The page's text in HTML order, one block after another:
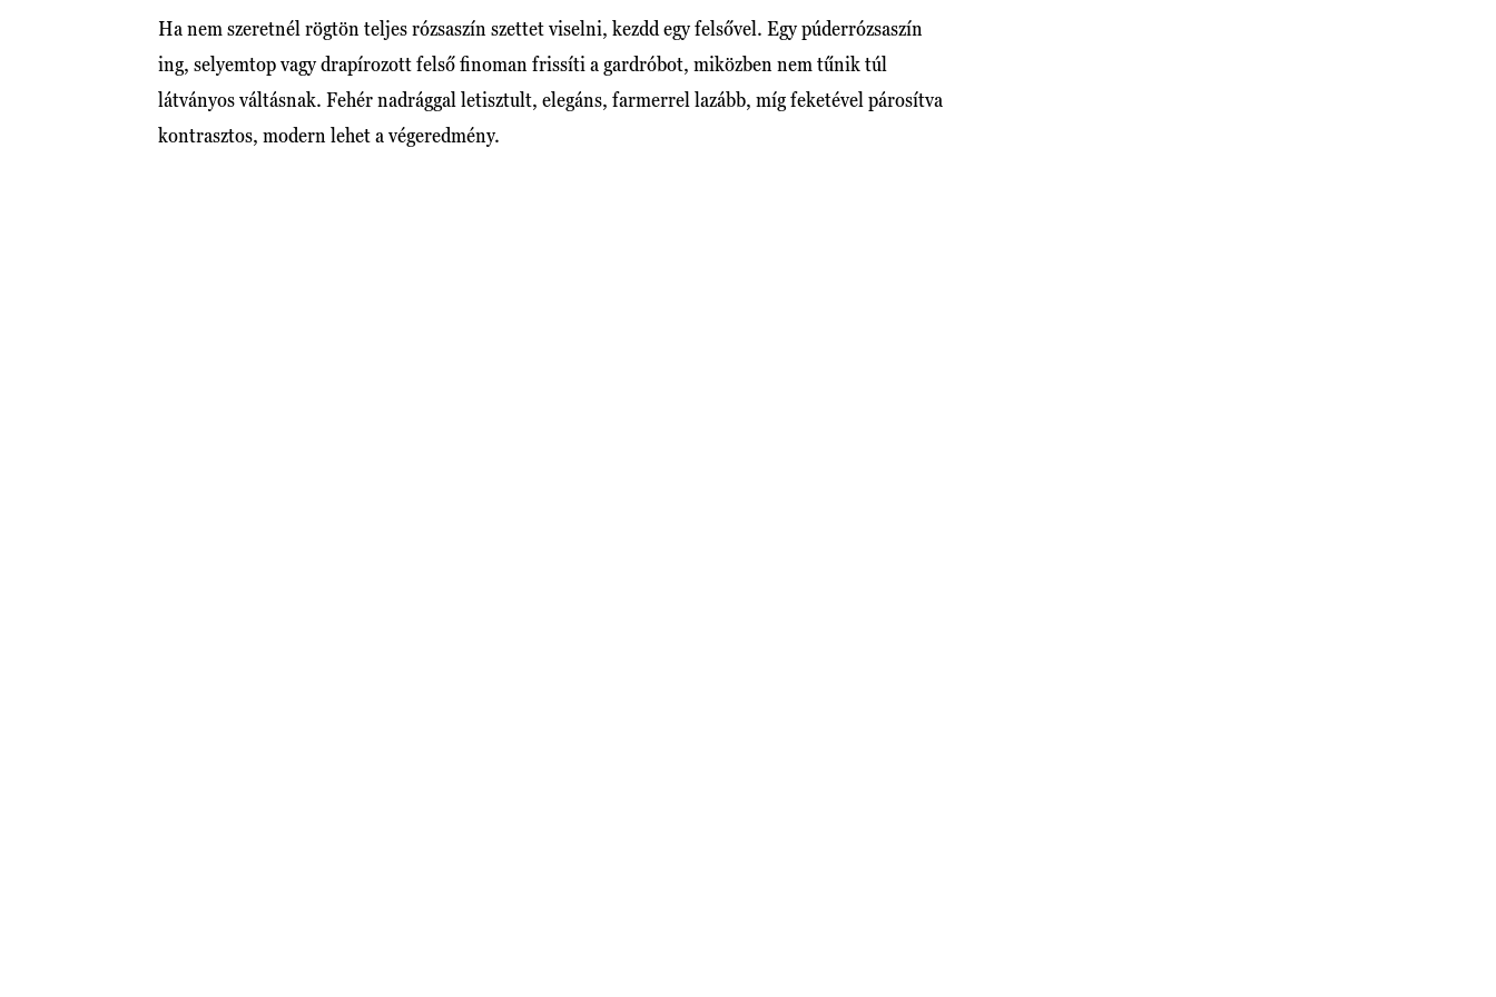
Ha nem szeretnél rögtön teljes rózsaszín szettet viselni, kezdd egy felsővel. Egy púderrózsaszín
ing, selyemtop vagy drapírozott felső finoman frissíti a gardróbot, miközben nem tűnik túl
látványos váltásnak. Fehér nadrággal letisztult, elegáns, farmerrel lazább, míg feketével párosítva
kontrasztos, modern lehet a végeredmény.